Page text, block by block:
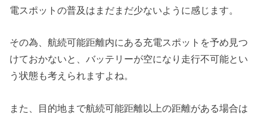
電スポットの普及はまだまだ少ないように感じます。
その為、航続可能距離内にある充電スポットを予め見つ
けておかないと、バッテリーが空になり走行不可能とい
う状態も考えられますよね。
また、目的地まで航続可能距離以上の距離がある場合は